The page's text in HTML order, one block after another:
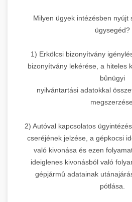
Milyen ügyek intézésben nyújt
ügysegéd?
1) Erkölcsi bizonyítvány
bizonyítvány lekérése, a hiteles
bûnügyi
nyilvántartási adatokkal
megszerzése.
2) Autóval kapcsolatos
cseréjének jelzése, a gépkocsi
való kivonása és ezen
ideiglenes kivonásból való
gépjármû adatainak
pótlása.